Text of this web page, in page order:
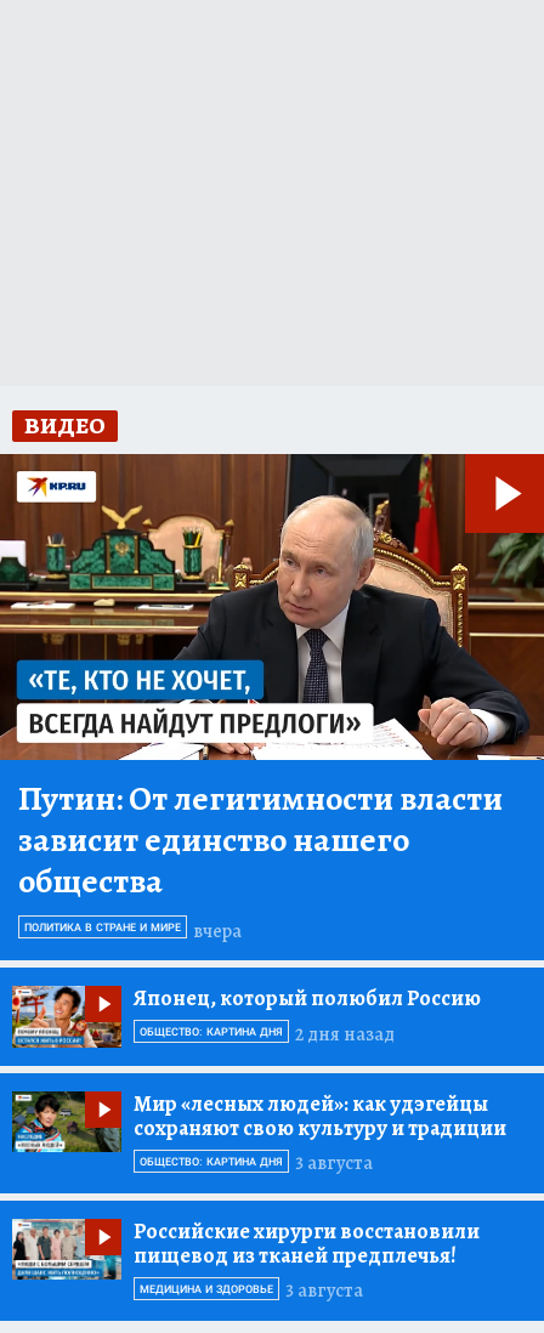
ВИДЕО
Путин:От легитимности власти
зависит единство нашего
общества
вчера
ПОЛИТИКА В СТРАНЕ И МИРЕ
Японец, который полюбил Россию
2 дня назад
ОБЩЕСТВО: КАРТИНА ДНЯ
Мир «лесных людей»:как удэгейцы
сохраняют свою культуру и традиции
3 августа
ОБЩЕСТВО: КАРТИНА ДНЯ
Российские хирурги восстановили
пищевод из тканей предплечья!
3 августа
МЕДИЦИНА И ЗДОРОВЬЕ